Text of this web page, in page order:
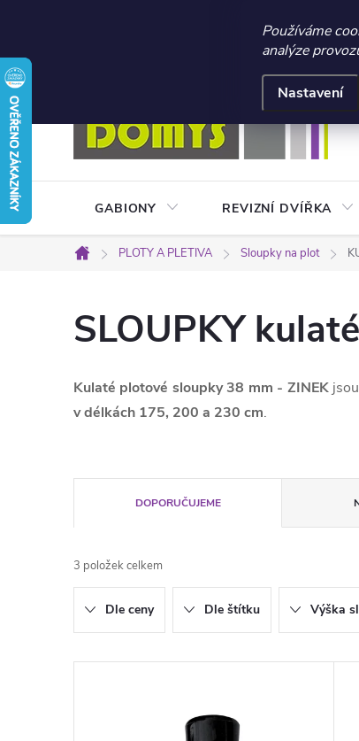
☀️ LETNÍ
Používáme
analýze
Nastavení
Přejít
na
obsah
Obchodní
GABIONY REVIZNÍ DVÍŘKA
Domů
PLOTY A PLETIVA Sloupky na plot
SLOUPKY
Kulaté plotové sloupky 38 mm - ZINEK
vdélkách 175, 200 a 230 cm.
a
z
e
n
DOPORUČUJEME
3 položek celkem
Dle ceny Dle štítku Výška